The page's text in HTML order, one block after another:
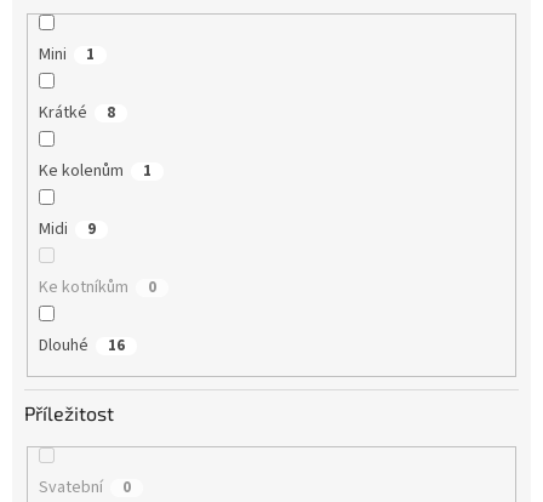
Mini 1
Krátké 8
Ke kolenům 1
Midi 9
Ke kotníkům 0
Dlouhé 16
Příležitost
Svatební 0